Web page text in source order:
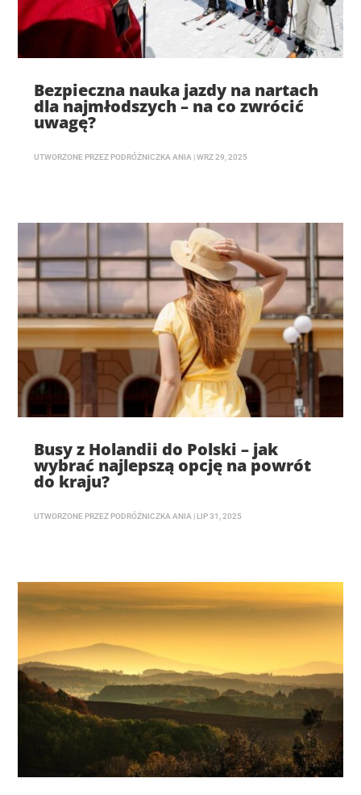
Bezpieczna nauka jazdy na nartach
dla najmłodszych – na co zwrócić
uwagę?
UTWORZONE PRZEZ PODRÓŻNICZKA ANIA |WRZ 29, 2025
Busy z Holandii do Polski – jak
wybrać najlepszą opcję na powrót
do kraju?
UTWORZONE PRZEZ PODRÓŻNICZKA ANIA LIP 31, 2025